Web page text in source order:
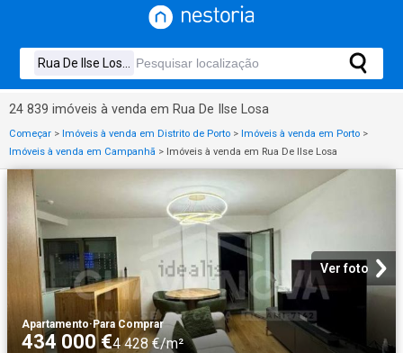
24 839 imóveis à venda em Rua De Ilse Losa
Começar > Imóveis à venda em Distrito de Porto > Imóveis à venda em Porto >
Imóveis à venda em Campanhã > Imóveis à venda em Rua De Ilse Losa
Ver foto
Apartamento· Para Comprar
434 000 €4 428 €/m²